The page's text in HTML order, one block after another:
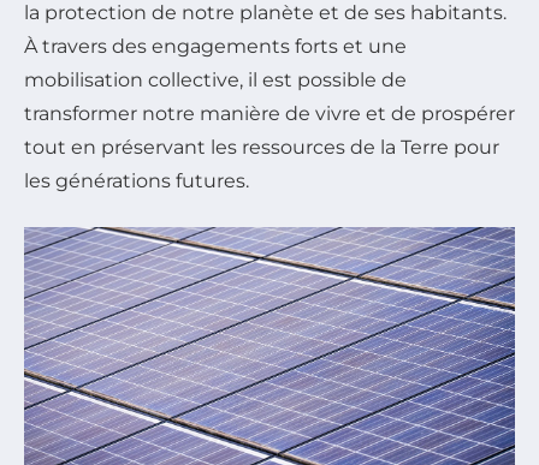
la protection de notre planète et de ses habitants.
À travers des engagements forts et une
mobilisation collective, il est possible de
transformer notre manière de vivre et de prospérer
tout en préservant les ressources de la Terre pour
les générations futures.